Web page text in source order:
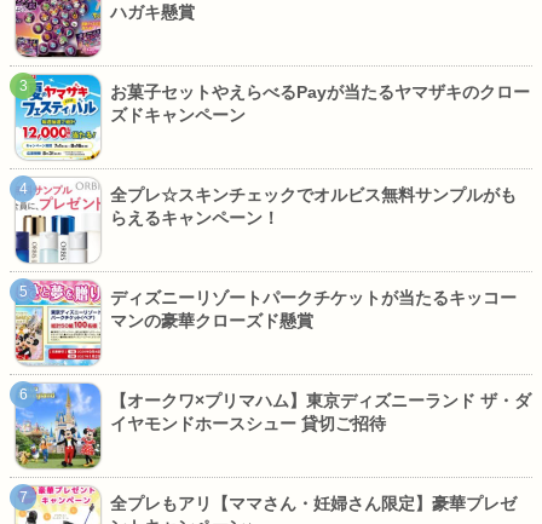
ハガキ懸賞
お菓子セットやえらべるPayが当たるヤマザキのクロー
ズドキャンペーン
全プレ☆スキンチェックでオルビス無料サンプルがも
らえるキャンペーン！
ディズニーリゾートパークチケットが当たるキッコー
マンの豪華クローズド懸賞
【オークワ×プリマハム】東京ディズニーランド ザ・ダ
イヤモンドホースシュー 貸切ご招待
全プレもアリ【ママさん・妊婦さん限定】豪華プレゼ